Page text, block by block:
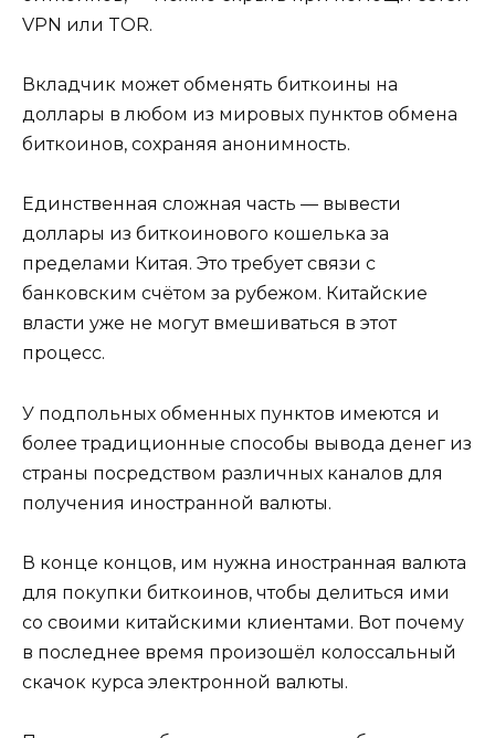
VPN или TOR.
Вкладчик может обменять биткоины на
доллары в любом из мировых пунктов обмена
биткоинов, сохраняя анонимность.
Единственная сложная часть — вывести
доллары из биткоинового кошелька за
пределами Китая. Это требует связи с
банковским счётом за рубежом. Китайские
власти уже не могут вмешиваться в этот
процесс.
У подпольных обменных пунктов имеются и
более традиционные способы вывода денег из
страны посредством различных каналов для
получения иностранной валюты.
В конце концов, им нужна иностранная валюта
для покупки биткоинов, чтобы делиться ими
со своими китайскими клиентами. Вот почему
в последнее время произошёл колоссальный
скачок курса электронной валюты.